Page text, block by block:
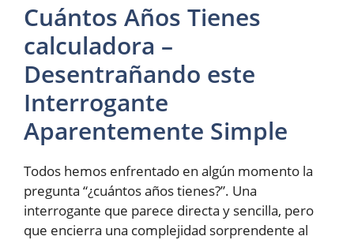
Cuántos Años Tienes
calculadora –
Desentrañando este
Interrogante
Aparentemente Simple
Todos hemos enfrentado en algún momento la
pregunta “¿cuántos años tienes?”. Una
interrogante que parece directa y sencilla, pero
que encierra una complejidad sorprendente al